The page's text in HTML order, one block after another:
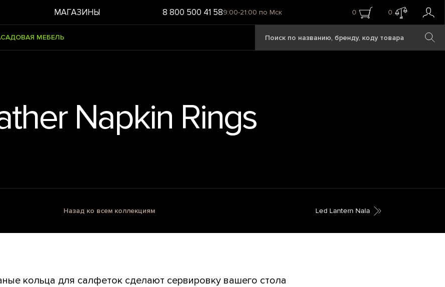
МАГАЗИНЫ 8 800 500 41 589:00-21:00 по Мск 0 0
САДОВАЯ МЕБЕЛЬ
Napkin Rings
Назад ко всем коллекциям Led Lantern Nala
кольца для салфеток сделают сервировку вашего стола